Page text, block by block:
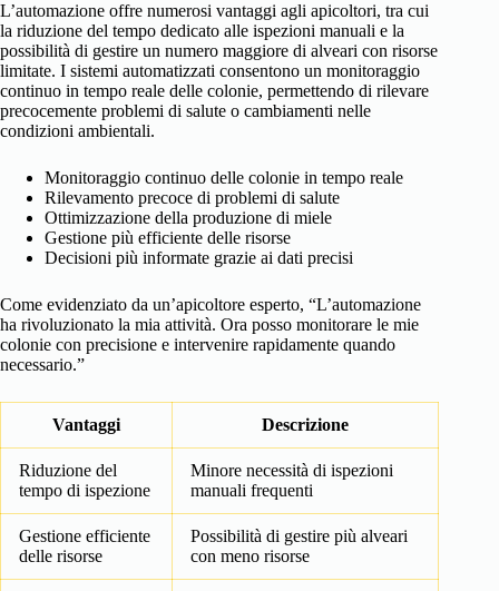
L’automazione offre numerosi vantaggi agli apicoltori, tra cui
la riduzione del tempo dedicato alle ispezioni manuali e la
possibilità di gestire un numero maggiore di alveari con risorse
limitate. I sistemi automatizzati consentono un monitoraggio
continuo in tempo reale delle colonie, permettendo di rilevare
precocemente problemi di salute o cambiamenti nelle
condizioni ambientali.
Monitoraggio continuo delle colonie in tempo reale
Rilevamento precoce di problemi di salute
Ottimizzazione della produzione di miele
Gestione più efficiente delle risorse
Decisioni più informate grazie ai dati precisi
Come evidenziato da un’apicoltore esperto, “L’automazione
ha rivoluzionato la mia attività. Ora posso monitorare le mie
colonie con precisione e intervenire rapidamente quando
necessario.”
Vantaggi Descrizione
Riduzione del
tempo di ispezione
Minore necessità di ispezioni
manuali frequenti
Gestione efficiente
delle risorse
Possibilità di gestire più alveari
con meno risorse